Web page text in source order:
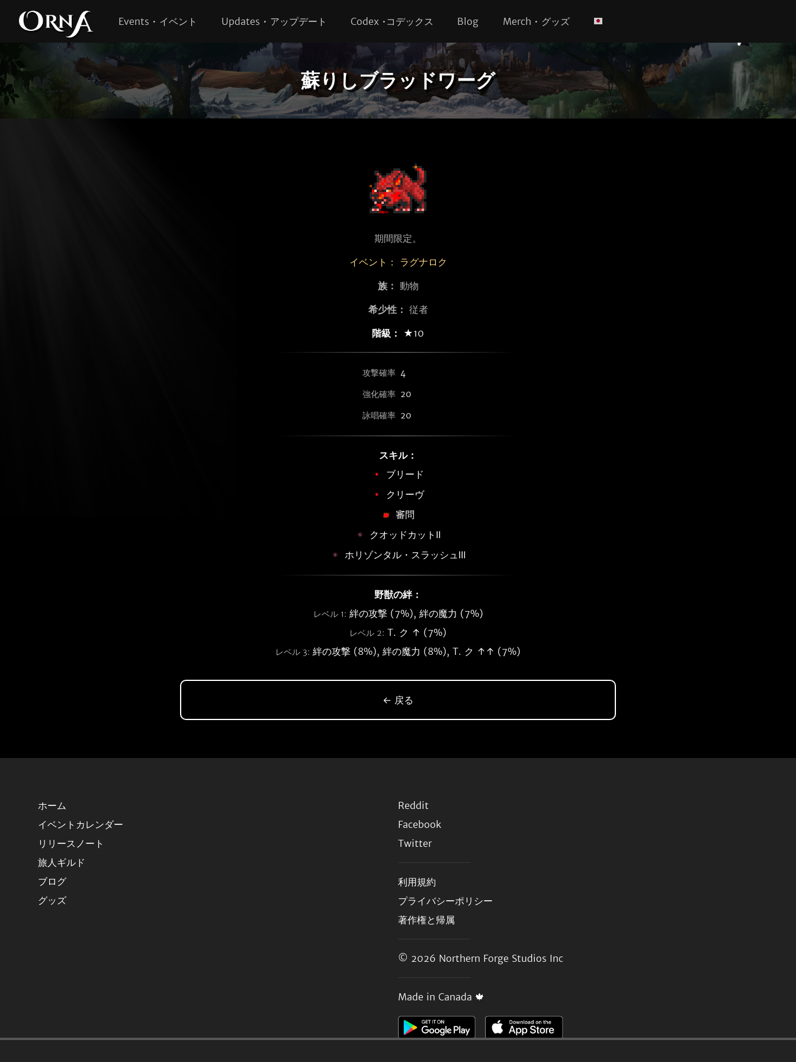
Events • イベント Updates • アップデート Codex •コデックス Blog Merch • グッズ
蘇りしブラッドワーグ
期間限定。
イベント： ラグナロク
族： 動物
希少性： 従者
階級：
★10
攻撃確率 4
強化確率 20
詠唱確率 20
スキル：
ブリード
クリーヴ
審問
クオッドカットⅡ
ホリゾンタル・スラッシュⅢ
野獣の絆：
レベル 1: 絆の攻撃 (7%), 絆の魔力 (7%)
レベル 2: T. ク ↑ (7%)
レベル 3: 絆の攻撃 (8%), 絆の魔力 (8%), T. ク ↑↑ (7%)
← 戻る
ホーム
イベントカレンダー
リリースノート
旅人ギルド
ブログ
グッズ
Reddit
Facebook
Twitter
利用規約
プライバシーポリシー
著作権と帰属
© 2026 Northern Forge Studios Inc
Made in Canada 🍁